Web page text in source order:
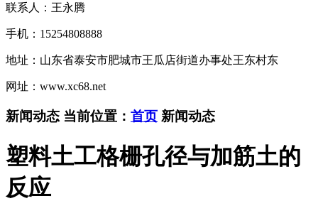
联系人：王永腾
手机：15254808888
地址：山东省泰安市肥城市王瓜店街道办事处王东村东
网址：www.xc68.net
新闻动态 当前位置： 首页 新闻动态
塑料土工格栅孔径与加筋土的
反应